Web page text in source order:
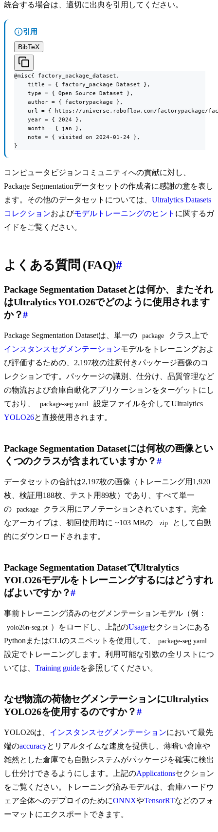
統合する場合は、適切に出典を引用してください。
引用
BibTeX
@misc{ factory_package_dataset,
    title = { factory_package Dataset },
    type = { Open Source Dataset },
    author = { factorypackage },
url = { https://universe.roboflow.com/factorypackage/
    year = { 2024 },
    month = { jan },
    note = { visited on 2024-01-24 },
}
コンピュータビジョンコミュニティへの貢献に対し、
Package Segmentationデータセットの作成者に感謝の意を表し
ます。その他のデータセットについては、 Ultralytics Datasets
コレクションおよびモデルトレーニングのヒント に関するガ
イドをご覧ください。
よくある質問 (FAQ)#
Package Segmentation Datasetとは何か、またそれ
はUltralytics YOLO26でどのように使用されます
か？#
Package Segmentation Datasetは、単一の package
クラス上で
インスタンスセグメンテーションモデルをトレーニングおよ
び評価するための、2,197枚の注釈付きパッケージ画像のコ
レクションです。パッケージの識別、仕分け、品質管理など
の物流および倉庫自動化アプリケーションをターゲットにし
ており、
package-seg.yaml
設定ファイルを介してUltralytics
YOLO26と直接使用されます。
Package Segmentation Datasetには何枚の画像とい
くつのクラスが含まれていますか？#
データセットの合計は2,197枚の画像（トレーニング用1,920
枚、検証用188枚、テスト用89枚）であり、すべて単一
の
package
クラス用にアノテーションされています。完全
なアーカイブは、初回使用時に ~103 MBの
.zip
として自動
的にダウンロードされます。
Package Segmentation DatasetでUltralytics
YOLO26モデルをトレーニングするにはどうすれ
ばよいですか？#
事前トレーニング済みのセグメンテーションモデル（例：
yolo26n-seg.pt ）をロードし、上記のUsageセクションにある
PythonまたはCLIのスニペットを使用して、
package-seg.yaml
設定でトレーニングします。利用可能な引数の全リストにつ
いては、 Training guideを参照してください。
なぜ物流の荷物セグメンテーションにUltralytics
YOLO26を使用するのですか？#
YOLO26は、 インスタンスセグメンテーションにおいて最先
端のaccuracyとリアルタイムな速度を提供し、薄暗い倉庫や
雑然とした倉庫でも自動システムがパッケージを確実に検出
し仕分けできるようにします。上記のApplicationsセクション
をご覧ください。トレーニング済みモデルは、倉庫ハードウ
ェア全体へのデプロイのためにONNXやTensorRTなどのフォ
ーマットにエクスポートできます。